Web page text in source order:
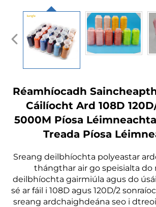
Réamhíocadh
Cáilíocht Ard 108D
5000M Píosa
Treada Píosa
Sreang deilbhíochta polyeastar
thángthar air go speisialta do
deilbhíochta gairmiúla agus do
sé ar fáil i 108D agus 120D/2
sreang ardchaighdeána seo i